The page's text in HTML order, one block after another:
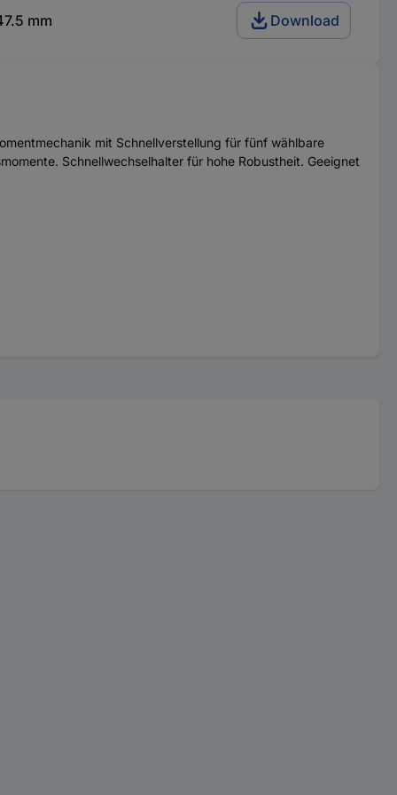
mm Download
mit Schnellverstellung für fünf wählbare
Schnellwechselhalter für hohe Robustheit. Geeignet